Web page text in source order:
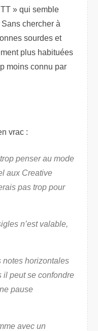
» qui semble
chercher à
sourdes et
plus habituées
moins connu par
vrac :
penser au mode
aux Creative
pas trop pour
n’est valable,
notes horizontales
il peut se confondre
pause
avec un